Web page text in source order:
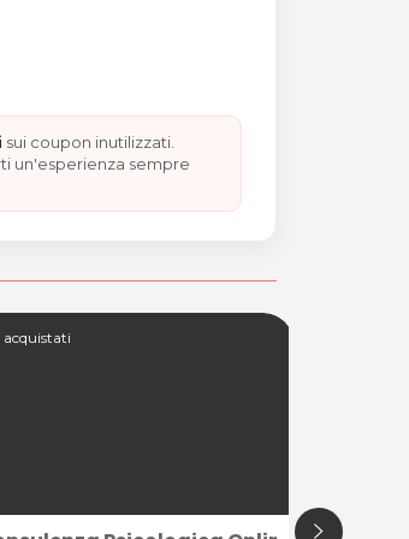
sui coupon inutilizzati.
un'esperienza sempre
acquistati